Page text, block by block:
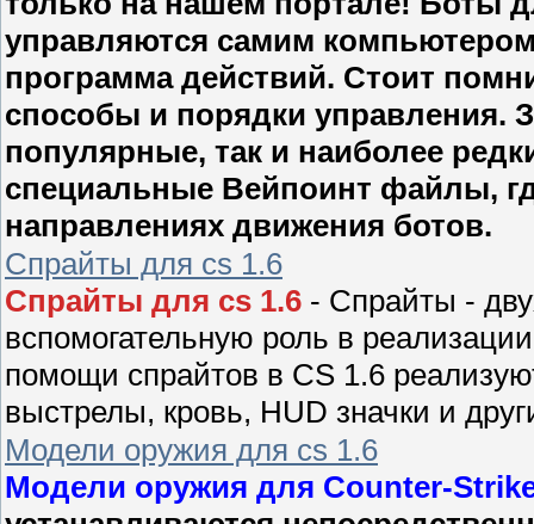
управляются самим
программа действий. Стоит
способы и порядки управления.
популярные, так и наиболее
специальные Вейпоинт файлы,
направлениях движения ботов.
Спрайты для cs 1.6
Спрайты для cs 1.6 - Спрайты -
вспомогательную роль в
помощи спрайтов в CS 1.6
выстрелы, кровь, HUD значки и
Модели оружия для cs 1.6
Модели оружия для Counter-